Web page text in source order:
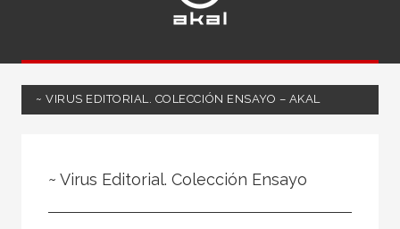
~ VIRUS EDITORIAL. COLECCIÓN ENSAYO – AKAL
Ciencias humanas y sociales
Antropología
~ Virus Editorial. Colección Ensayo